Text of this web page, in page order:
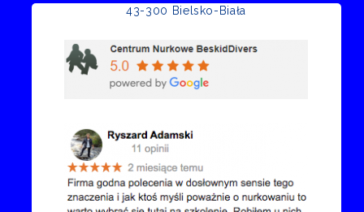
43-300 Bielsko-Biała